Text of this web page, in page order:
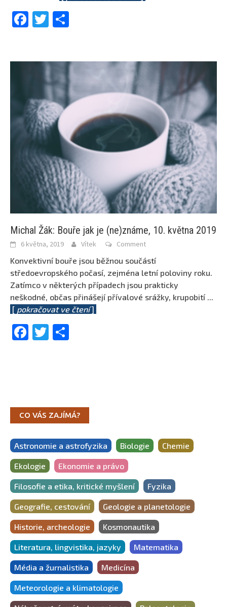
Facebook
Twitter
Michal Žák: Bouře jak je (ne)známe, 10. května 2019
6 května, 2019 Vítek Comment
Konvektivní bouře jsou běžnou součástí
středoevropského počasí, zejména letní poloviny roku.
Zatímco v některých případech jsou prakticky
neškodné, občas přinášejí přívalové srážky, krupobití ...
[ pokračovat ve čtení]
Facebook
Twitter
CO VÁS ZAJÍMÁ?
Astronomie a astrofyzika Biologie Chemie
Ekologie Ekonomie a právo
Filosofie a etika, kritické myšlení Fyzika
Geografie, cestování Geologie a planetologie
Historie, archeologie Kosmonautika
Literatura, lingvistika, jazyky Matematika
Média a žurnalistika Medicína
Meteorologie a klimatologie